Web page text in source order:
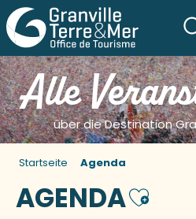
Alle
über die Destination
Startseite Agenda
AGENDAAjouter